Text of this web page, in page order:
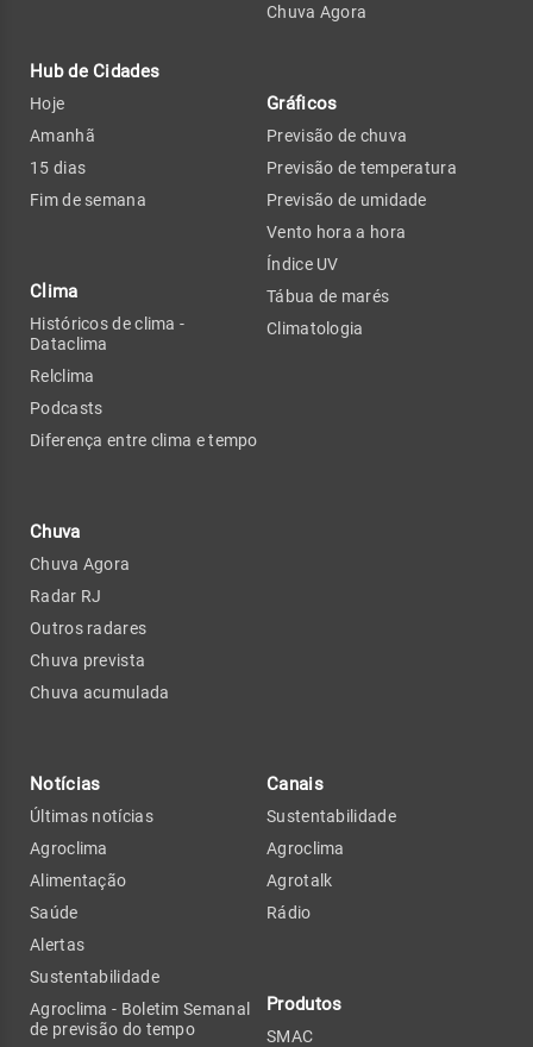
Hub de Cidades
Hoje
Amanhã
15 dias
Fim de semana
Clima
Históricos de clima -
Dataclima
Relclima
Podcasts
Diferença entre clima e tempo
Chuva
Chuva Agora
Radar RJ
Outros radares
Chuva prevista
Chuva acumulada
Chuva Agora
Gráficos
Previsão de chuva
Previsão de temperatura
Previsão de umidade
Vento hora a hora
Índice UV
Tábua de marés
Climatologia
Notícias
Últimas notícias
Agroclima
Alimentação
Saúde
Alertas
Sustentabilidade
Agroclima - Boletim Semanal
de previsão do tempo
Canais
Sustentabilidade
Agroclima
Agrotalk
Rádio
Produtos
SMAC